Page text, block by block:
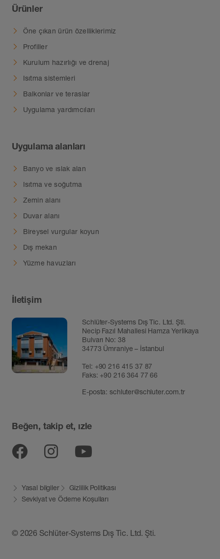
Ürünler
Öne çıkan ürün özelliklerimiz
Profiller
Kurulum hazırlığı ve drenaj
Isıtma sistemleri
Balkonlar ve teraslar
Uygulama yardımcıları
Uygulama alanları
Banyo ve ıslak alan
Isıtma ve soğutma
Zemin alanı
Duvar alanı
Bireysel vurgular koyun
Dış mekan
Yüzme havuzları
İletişim
Schlüter-Systems Dış Tic. Ltd. Şti.
Necip Fazıl Mahallesi Hamza Yerlikaya
Bulvarı No: 38
34773 Ümraniye – İstanbul
Tel: +90 216 415 37 87
Faks: +90 216 364 77 66
E-posta:schluter@schluter.com.tr
Beğen, takip et, ızle
Facebook
Instagram
© 2026 Schlüter-Systems Dış Tic. Ltd. Şti.
Yasal bilgiler
Gizlilik Politikası
Sevkiyat ve Ödeme Koșulları